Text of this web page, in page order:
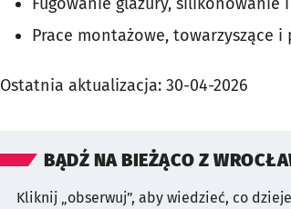
Prace montażowe, towarzyszące i
Ostatnia aktualizacja: 30-04-2026
BĄDŹ NA BIEŻĄCO Z
Kliknij „obserwuj”, aby wiedzieć, co